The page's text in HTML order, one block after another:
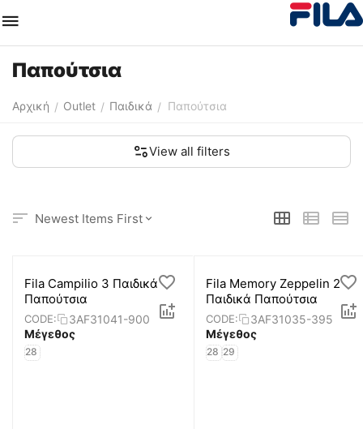
Παπούτσια
Αρχική / Outlet / Παιδικά / Παπούτσια
View all filters
Newest Items First
Fila Campilio 3 Παιδικά
Παπούτσια
CODE:
3AF31041-900
Μέγεθος
28
Fila Memory Zeppelin 2
Παιδικά Παπούτσια
CODE:
3AF31035-395
Μέγεθος
28 29